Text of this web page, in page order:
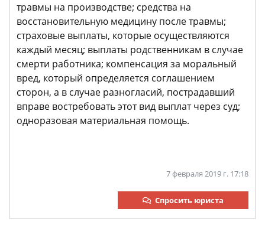
травмы на производстве; средства на
восстановительную медицину после травмы;
страховые выплаты, которые осуществляются
каждый месяц; выплаты родственникам в случае
смерти работника; компенсация за моральный
вред, который определяется соглашением
сторон, а в случае разногласий, пострадавший
вправе востребовать этот вид выплат через суд;
одноразовая материальная помощь.
7 февраля 2019 г. 17:18
Спросить юриста